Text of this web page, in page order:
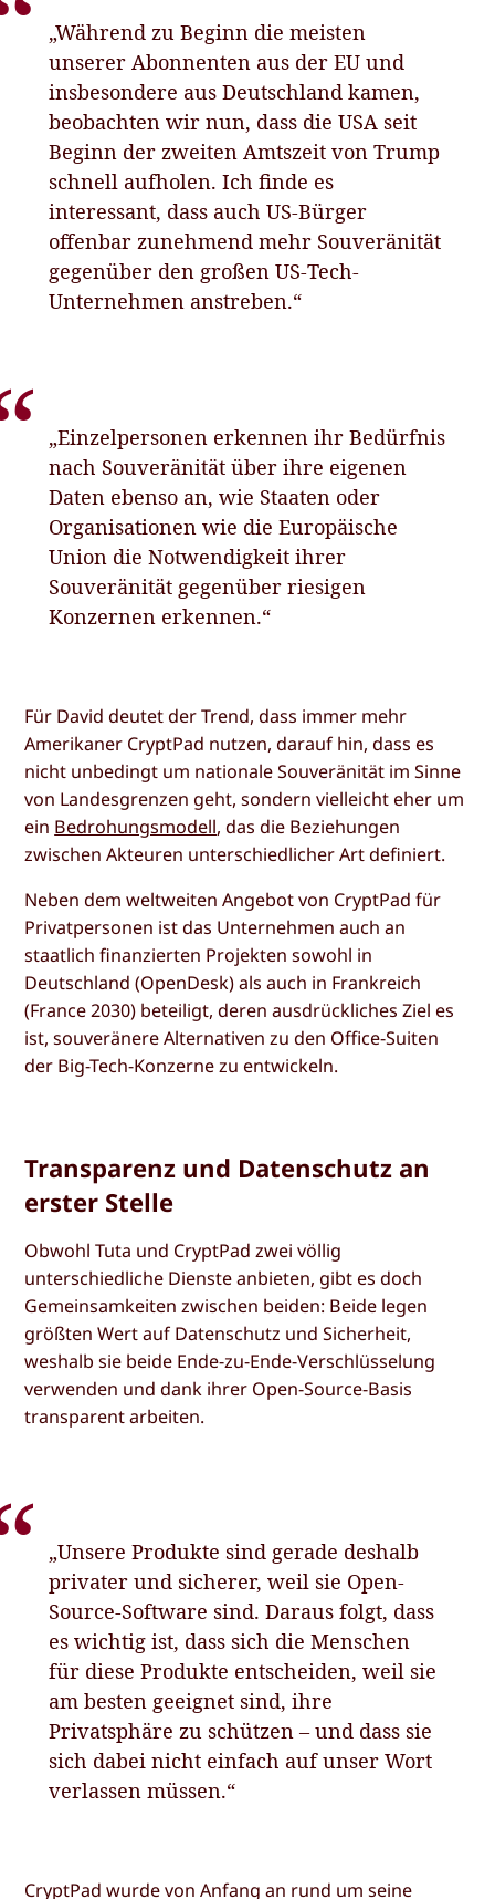
„Während zu Beginn die meisten
unserer Abonnenten aus der EU und
insbesondere aus Deutschland kamen,
beobachten wir nun, dass die USA seit
Beginn der zweiten Amtszeit von Trump
schnell aufholen. Ich finde es
interessant, dass auch US-Bürger
offenbar zunehmend mehr Souveränität
gegenüber den großen US-Tech-
Unternehmen anstreben.“
„Einzelpersonen erkennen ihr Bedürfnis
nach Souveränität über ihre eigenen
Daten ebenso an, wie Staaten oder
Organisationen wie die Europäische
Union die Notwendigkeit ihrer
Souveränität gegenüber riesigen
Konzernen erkennen.“
Für David deutet der Trend, dass immer mehr
Amerikaner CryptPad nutzen, darauf hin, dass es
nicht unbedingt um nationale Souveränität im Sinne
von Landesgrenzen geht, sondern vielleicht eher um
ein Bedrohungsmodell, das die Beziehungen
zwischen Akteuren unterschiedlicher Art definiert.
Neben dem weltweiten Angebot von CryptPad für
Privatpersonen ist das Unternehmen auch an
staatlich finanzierten Projekten sowohl in
Deutschland (OpenDesk) als auch in Frankreich
(France 2030) beteiligt, deren ausdrückliches Ziel es
ist, souveränere Alternativen zu den Office-Suiten
der Big-Tech-Konzerne zu entwickeln.
Transparenz und Datenschutz an
erster Stelle
Obwohl Tuta und CryptPad zwei völlig
unterschiedliche Dienste anbieten, gibt es doch
Gemeinsamkeiten zwischen beiden: Beide legen
größten Wert auf Datenschutz und Sicherheit,
weshalb sie beide Ende-zu-Ende-Verschlüsselung
verwenden und dank ihrer Open-Source-Basis
transparent arbeiten.
„Unsere Produkte sind gerade deshalb
privater und sicherer, weil sie Open-
Source-Software sind. Daraus folgt, dass
es wichtig ist, dass sich die Menschen
für diese Produkte entscheiden, weil sie
am besten geeignet sind, ihre
Privatsphäre zu schützen – und dass sie
sich dabei nicht einfach auf unser Wort
verlassen müssen.“
CryptPad wurde von Anfang an rund um seine